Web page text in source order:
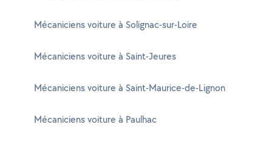
Mécaniciens voiture à Solignac-sur-Loire
Mécaniciens voiture à Saint-Jeures
Mécaniciens voiture à Saint-Maurice-de-Lignon
Mécaniciens voiture à Paulhac